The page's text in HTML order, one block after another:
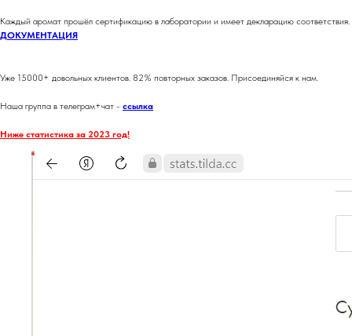
Каждый аромат прошёл сертификацию в лаборатории и имеет декларацию соответствия.
ДОКУМЕНТАЦИЯ
Уже 15000+ довольных клиентов. 82% повторных заказов. Присоединяйся к нам.
Наша группа в телеграм+чат - ссылка
Ниже статистика за 2023 год!